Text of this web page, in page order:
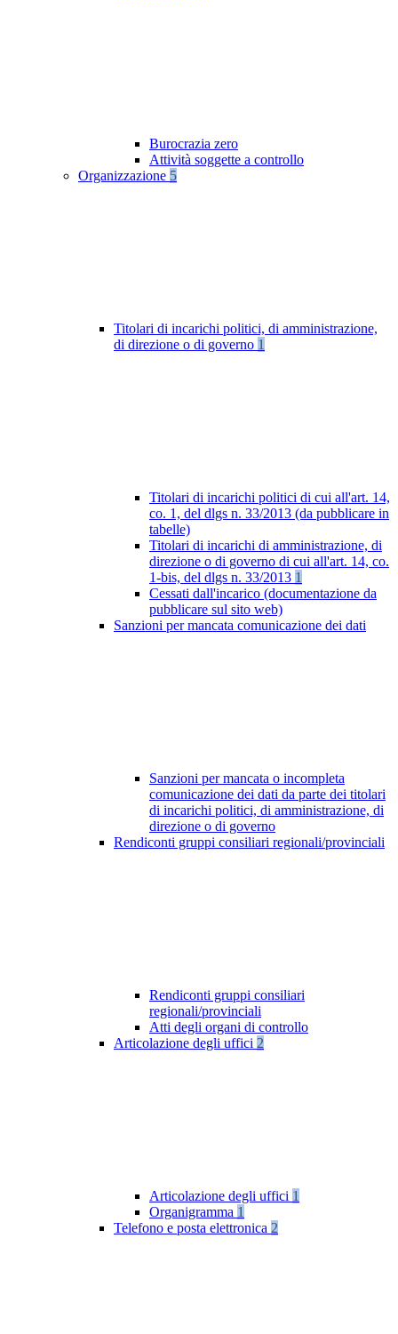
Burocrazia zero
Attività soggette a controllo
Organizzazione 5
Titolari di incarichi politici, di amministrazione,
di direzione o di governo 1
Titolari di incarichi politici di cui all'art. 14,
co. 1, del dlgs n. 33/2013 (da pubblicare in
tabelle)
Titolari di incarichi di amministrazione, di
direzione o di governo di cui all'art. 14, co.
1-bis, del dlgs n. 33/2013 1
Cessati dall'incarico (documentazione da
pubblicare sul sito web)
Sanzioni per mancata comunicazione dei dati
Sanzioni per mancata o incompleta
comunicazione dei dati da parte dei titolari
di incarichi politici, di amministrazione, di
direzione o di governo
Rendiconti gruppi consiliari regionali/provinciali
Rendiconti gruppi consiliari
regionali/provinciali
Atti degli organi di controllo
Articolazione degli uffici 2
Articolazione degli uffici 1
Organigramma 1
Telefono e posta elettronica 2